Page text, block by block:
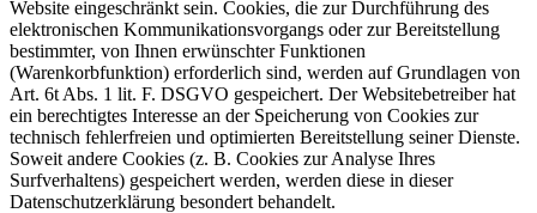
Website eingeschränkt sein. Cookies, die zur Durchführung des
elektronischen Kommunikationsvorgangs oder zur Bereitstellung
bestimmter, von Ihnen erwünschter Funktionen
(Warenkorbfunktion) erforderlich sind, werden auf Grundlagen von
Art. 6t Abs. 1 lit. F. DSGVO gespeichert. Der Websitebetreiber hat
ein berechtigtes Interesse an der Speicherung von Cookies zur
technisch fehlerfreien und optimierten Bereitstellung seiner Dienste.
Soweit andere Cookies (z. B. Cookies zur Analyse Ihres
Surfverhaltens) gespeichert werden, werden diese in dieser
Datenschutzerklärung besondert behandelt.